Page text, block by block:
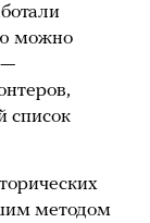
можно
—
список
методом